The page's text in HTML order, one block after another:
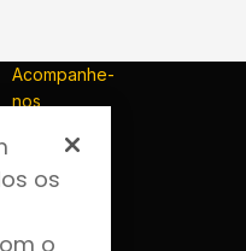
Acompanhe-
nos
os
o